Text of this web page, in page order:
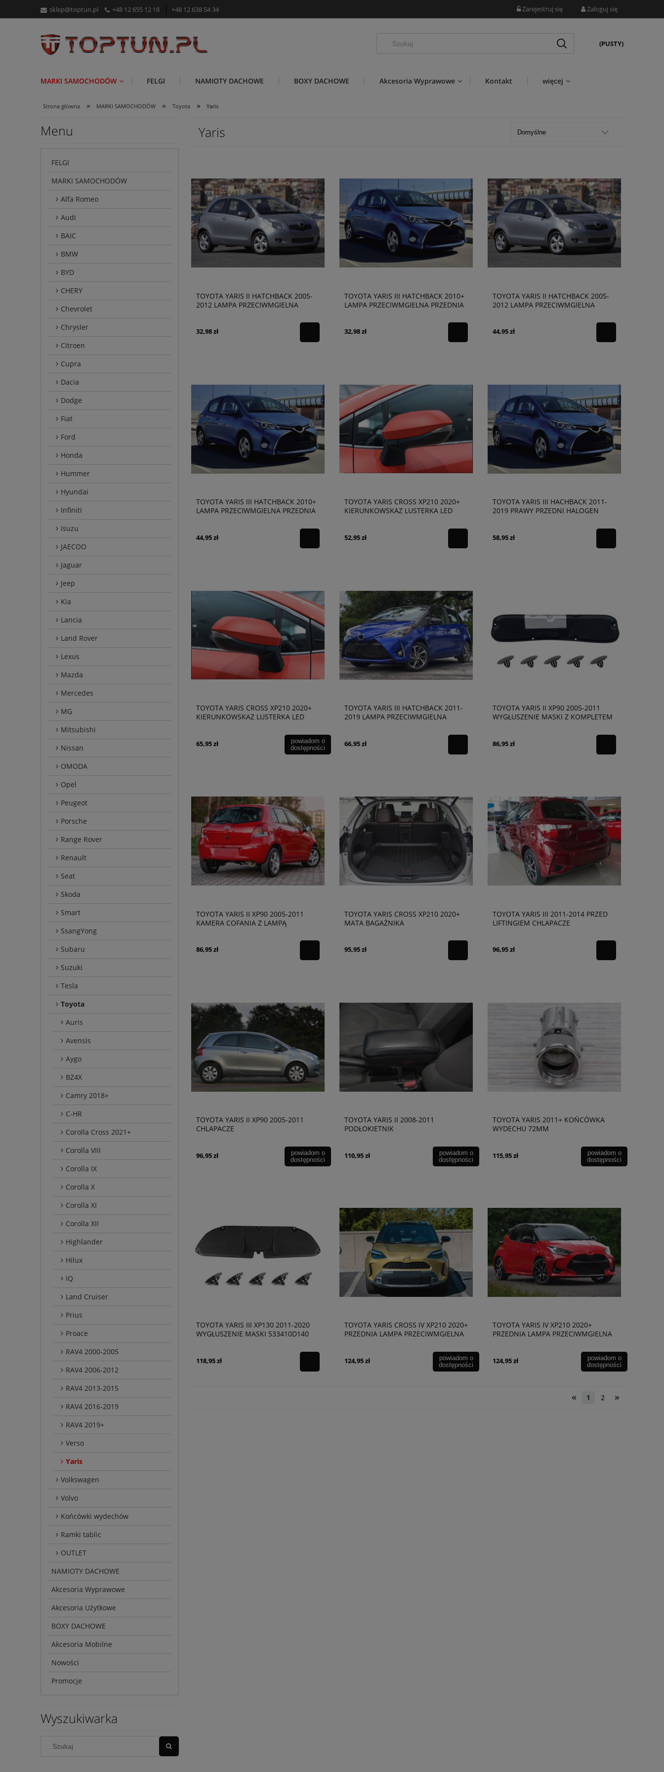
sklep@toptun.pl +48 12 655 12 18 +48 12 638 54 34 Zarejestruj się Zaloguj się
(PUSTY)
MARKI SAMOCHODÓW FELGI NAMIOTY DACHOWE BOXY DACHOWE Akcesoria Wyprawowe Kontakt więcej
Strona główna » MARKI SAMOCHODÓW » Toyota » Yaris
Menu
FELGI
MARKI SAMOCHODÓW
Alfa Romeo
Audi
BAIC
BMW
BYD
CHERY
Chevrolet
Chrysler
Citroen
Cupra
Dacia
Dodge
Fiat
Ford
Honda
Hummer
Hyundai
Infiniti
Isuzu
JAECOO
Jaguar
Jeep
Kia
Lancia
Land Rover
Lexus
Mazda
Mercedes
MG
Mitsubishi
Nissan
OMODA
Opel
Peugeot
Porsche
Range Rover
Renault
Seat
Skoda
Smart
SsangYong
Subaru
Suzuki
Tesla
Toyota
Auris
Avensis
Aygo
BZ4X
Camry 2018+
C-HR
Corolla Cross 2021+
Corolla VIII
Corolla IX
Corolla X
Corolla XI
Corolla XII
Highlander
Hilux
IQ
Land Cruiser
Prius
Proace
RAV4 2000-2005
RAV4 2006-2012
RAV4 2013-2015
RAV4 2016-2019
RAV4 2019+
Verso
Yaris
Volkswagen
Volvo
Końcówki wydechów
Ramki tablic
OUTLET
NAMIOTY DACHOWE
Akcesoria Wyprawowe
Akcesoria Użytkowe
BOXY DACHOWE
Akcesoria Mobilne
Nowości
Promocje
Wyszukiwarka
Yaris
TOYOTA YARIS II HATCHBACK 2005-
2012 LAMPA PRZECIWMGIELNA
32,98 zł
TOYOTA YARIS III HATCHBACK 2010+
LAMPA PRZECIWMGIELNA PRZEDNIA
32,98 zł
TOYOTA YARIS II HATCHBACK 2005-
2012 LAMPA PRZECIWMGIELNA
44,95 zł
TOYOTA YARIS III HATCHBACK 2010+
LAMPA PRZECIWMGIELNA PRZEDNIA
44,95 zł
TOYOTA YARIS CROSS XP210 2020+
KIERUNKOWSKAZ LUSTERKA LED
52,95 zł
TOYOTA YARIS III HACHBACK 2011-
2019 PRAWY PRZEDNI HALOGEN
58,95 zł
TOYOTA YARIS CROSS XP210 2020+
KIERUNKOWSKAZ LUSTERKA LED
65,95 zł
powiadom o
dostępności
TOYOTA YARIS III HATCHBACK 2011-
2019 LAMPA PRZECIWMGIELNA
66,95 zł
TOYOTA YARIS II XP90 2005-2011
WYGŁUSZENIE MASKI Z KOMPLETEM
86,95 zł
TOYOTA YARIS II XP90 2005-2011
KAMERA COFANIA Z LAMPĄ
86,95 zł
TOYOTA YARIS CROSS XP210 2020+
MATA BAGAŻNIKA
95,95 zł
TOYOTA YARIS III 2011-2014 PRZED
LIFTINGIEM CHLAPACZE
96,95 zł
TOYOTA YARIS II XP90 2005-2011
CHLAPACZE
96,95 zł
powiadom o
dostępności
TOYOTA YARIS II 2008-2011
PODŁOKIETNIK
110,95 zł
powiadom o
dostępności
TOYOTA YARIS 2011+ KOŃCÓWKA
WYDECHU 72MM
115,95 zł
powiadom o
dostępności
TOYOTA YARIS III XP130 2011-2020
WYGŁUSZENIE MASKI 533410D140
118,95 zł
TOYOTA YARIS CROSS IV XP210 2020+
PRZEDNIA LAMPA PRZECIWMGIELNA
124,95 zł
powiadom o
dostępności
TOYOTA YARIS IV XP210 2020+
PRZEDNIA LAMPA PRZECIWMGIELNA
124,95 zł
powiadom o
dostępności
« 1 2 »